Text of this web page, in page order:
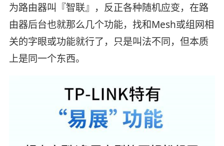
为路由器叫『智联』，反正各种随机应变，在路
由器后台也就那么几个功能，找和Mesh或组网相
关的字眼或功能就行了，只是叫法不同，但本质
上是同一个东西。